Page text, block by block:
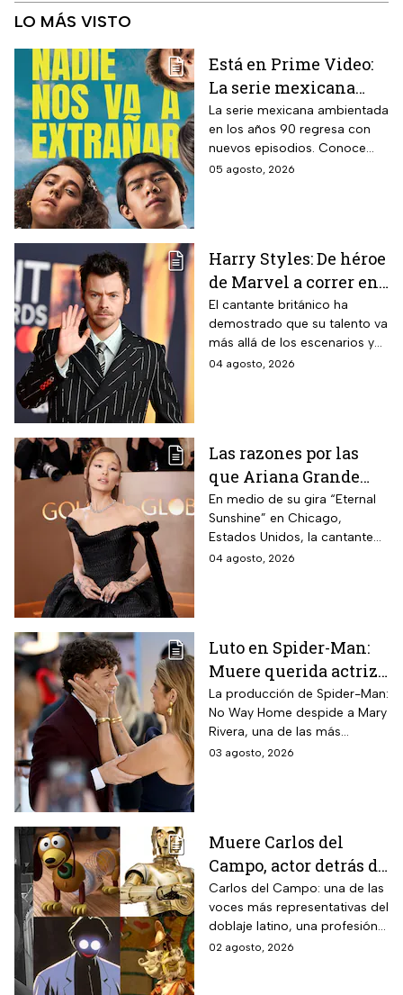
LO MÁS VISTO
Está en Prime Video:
La serie mexicana
noventera de la que
todos están hablando
y que se ve en un fin
de semana
La serie mexicana ambientada
en los años 90 regresa con
nuevos episodios. Conoce
cuándo se estrena, qué
05 agosto, 2026
Harry Styles: De héroe
de Marvel a correr en
Chapultepec; las
apariciones del
cantante en el cine
El cantante británico ha
demostrado que su talento va
más allá de los escenarios y
ha llegado a la pantalla
04 agosto, 2026
Las razones por las
que Ariana Grande
hará una pausa en su
carrera
En medio de su gira “Eternal
Sunshine” en Chicago,
Estados Unidos, la cantante
informó a sus fanáticos que
04 agosto, 2026
Luto en Spider-Man:
Muere querida actriz
por derrame cerebral;
esto se sabe
La producción de Spider-Man:
No Way Home despide a Mary
Rivera, una de las más
queridas actrices que dieron
03 agosto, 2026
Muere Carlos del
Campo, actor detrás de
la voz detrás de
Slinky y C-3P0 en
México
Carlos del Campo: una de las
voces más representativas del
doblaje latino, una profesión
en la que Mexico es referente
02 agosto, 2026